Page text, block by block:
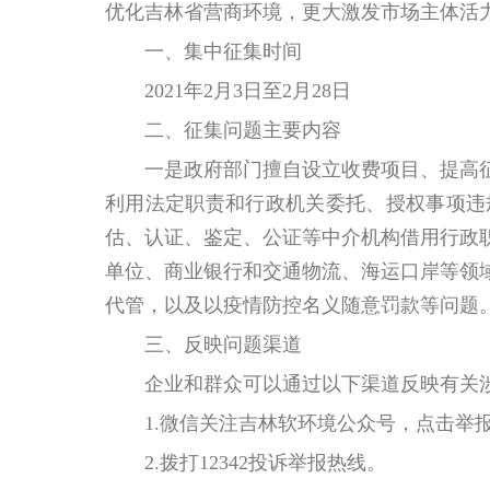
优化吉林省营商环境，更大激发市场主体
一、集中征集时间
2021年2月3日至2月28日
二、征集问题主要内容
一是政府部门擅自设立收费项目、提高
利用法定职责和行政机关委托、授权事项
估、认证、鉴定、公证等中介机构借用行
单位、商业银行和交通物流、海运口岸等
代管，以及以疫情防控名义随意罚款等问题
三、反映问题渠道
企业和群众可以通过以下渠道反映有关
1.微信关注吉林软环境公众号，点击
2.拨打12342投诉举报热线。